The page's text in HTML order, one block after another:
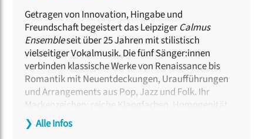
Getragen von Innovation, Hingabe und
Freundschaft begeistert das Leipziger Calmus
Ensembleseit über 25 Jahren mit stilistisch
vielseitiger Vokalmusik. Die fünf Sänger:innen
verbinden klassische Werke von Renaissance bis
Romantik mit Neuentdeckungen, Uraufführungen
und Arrangements aus Pop, Jazz und Folk. Ihr
Markenzeichen: reiche Klangfarben, Homogenität,
Liebe zum Detail und eine textnahe Interpretation
der Musik. Einen Teil seiner Zeit widmet
❯ Alle Infos